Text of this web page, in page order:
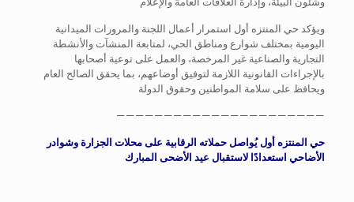
ويؤكد حي المنتزه أول استمرار أعمال اللجنة والمرورات الميدانية
اليومية بمختلف شوارع ومناطق الحي، لمتابعة المنشآت والأنشطة
التجارية والصناعية غير المرخصة، والعمل على توعية أصحابها
بالإجراءات القانونية اللازمة لتوفيق أوضاعهم، بما يحقق الصالح العام
ويحافظ على سلامة المواطنين وحقوق الدولة
——————————————————————
حي المنتزه أول يُواصل حملاته الرقابية على محلات الجزارة وشوادر
الأضاحي استعدادًا لاستقبال عيد الأضحى المبارك